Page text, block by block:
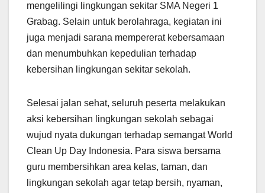
mengelilingi lingkungan sekitar SMA Negeri 1
Grabag. Selain untuk berolahraga, kegiatan ini
juga menjadi sarana mempererat kebersamaan
dan menumbuhkan kepedulian terhadap
kebersihan lingkungan sekitar sekolah.
Selesai jalan sehat, seluruh peserta melakukan
aksi kebersihan lingkungan sekolah sebagai
wujud nyata dukungan terhadap semangat World
Clean Up Day Indonesia. Para siswa bersama
guru membersihkan area kelas, taman, dan
lingkungan sekolah agar tetap bersih, nyaman,